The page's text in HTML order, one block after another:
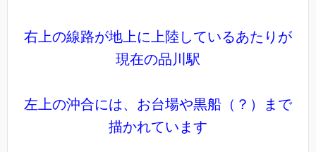
右上の線路が地上に上陸しているあたりが
現在の品川駅
左上の沖合には、お台場や黒船（？）まで
描かれています